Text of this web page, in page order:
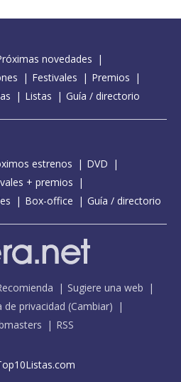
novedades
Festivales
Premios
Listas Guía / directorio
estrenos
DVD
+ premios
Box-office Guía / directorio
Sugiere una web
de privacidad (Cambiar)
RSS